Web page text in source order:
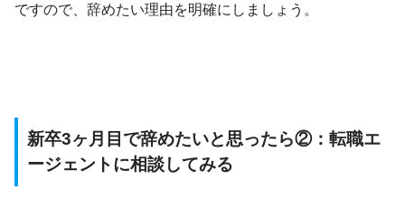
ですので、辞めたい理由を明確にしましょう。
新卒3ヶ月目で辞めたいと思ったら②：転職エ
ージェントに相談してみる